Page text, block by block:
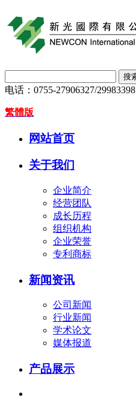
电话： 0755-27906327/29983398
繁體版
网站首页
关于我们
企业简介
经营团队
成长历程
组织机构
企业荣誉
专利商标
新闻资讯
公司新闻
行业新闻
学术论文
媒体报道
产品展示